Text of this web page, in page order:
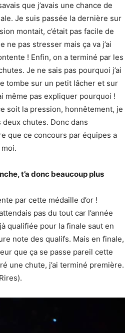
que j’avais une chance de
Je suis passée la dernière sur
montait, c’était pas facile de
ne pas stresser mais ça va j’ai
! Enfin, on a terminé par les
Je ne sais pas pourquoi j’ai
tombe sur un petit lâcher et sur
même pas expliquer pourquoi !
soit la pression, honnêtement, je
chutes. Donc dans
que ce concours par équipes a
t’a donc beaucoup plus
par cette médaille d’or !
pas du tout car l’année
qualifiée pour la finale saut en
note des qualifs. Mais en finale,
que ça se passe pareil cette
une chute, j’ai terminé première.